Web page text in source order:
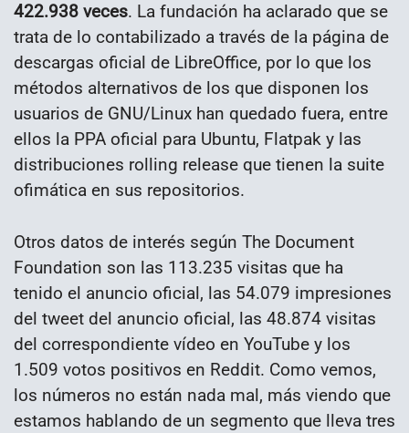
422.938 veces. La fundación ha aclarado que se
trata de lo contabilizado a través de la página de
descargas oficial de LibreOffice, por lo que los
métodos alternativos de los que disponen los
usuarios de GNU/Linux han quedado fuera, entre
ellos la PPA oficial para Ubuntu, Flatpak y las
distribuciones rolling release que tienen la suite
ofimática en sus repositorios.
Otros datos de interés según The Document
Foundation son las 113.235 visitas que ha
tenido el anuncio oficial, las 54.079 impresiones
del tweet del anuncio oficial, las 48.874 visitas
del correspondiente vídeo en YouTube y los
1.509 votos positivos en Reddit. Como vemos,
los números no están nada mal, más viendo que
estamos hablando de un segmento que lleva tres